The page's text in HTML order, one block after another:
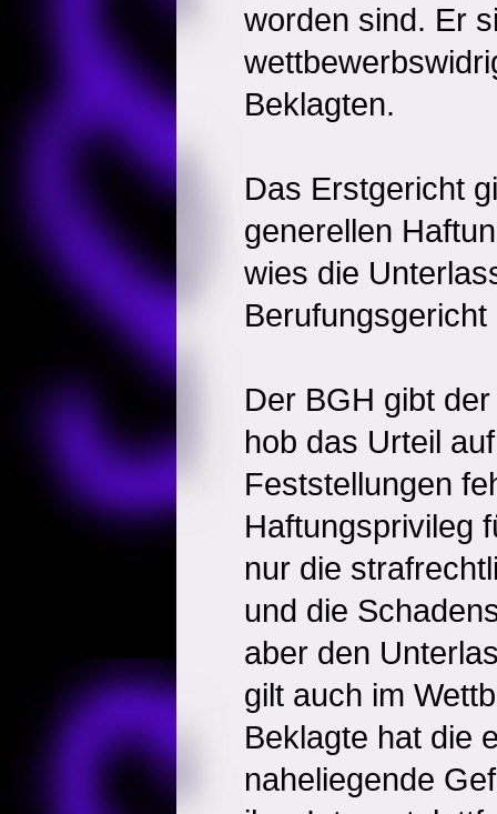
worden sind. Er
Beklagten.
Das Erstgericht
generellen
wies die
Der BGH gibt
hob das Urteil
Feststellungen
Haftungsprivileg
nur die
und die
aber den
gilt auch im
Beklagte hat die
naheliegende